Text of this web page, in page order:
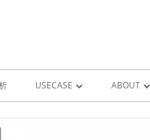
USECASE ABOUT